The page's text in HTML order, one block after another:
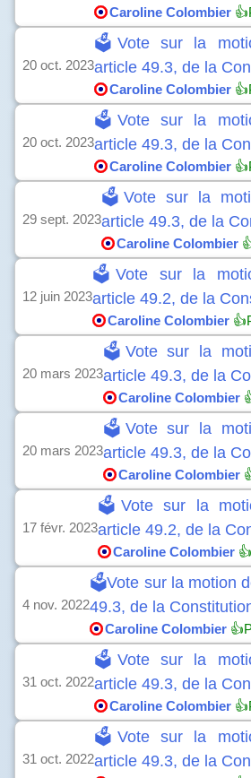
Caroline Colombier
20 oct. 2023
🗳️Vote sur la
article 49.3, de la
Caroline Colombier
20 oct. 2023
🗳️Vote sur la
article 49.3, de la
Caroline Colombier
29 sept. 2023
🗳️Vote sur la
article 49.3, de la
Caroline Colombier
12 juin 2023
🗳️Vote sur la
article 49.2, de la
Caroline Colombier
20 mars 2023
🗳️Vote sur la
article 49.3, de la
Caroline Colombier
20 mars 2023
🗳️Vote sur la
article 49.3, de la
Caroline Colombier
17 févr. 2023
🗳️Vote sur la
article 49.2, de la
Caroline Colombier
4 nov. 2022
🗳️Vote sur la motion
49.3, de la
Caroline Colombier
31 oct. 2022
🗳️Vote sur la
article 49.3, de la
Caroline Colombier
31 oct. 2022
🗳️Vote sur la
article 49.3, de la